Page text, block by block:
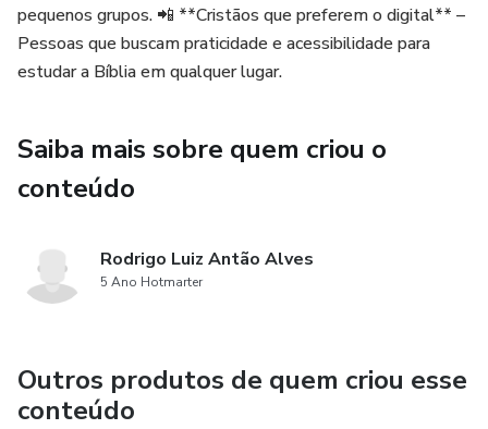
✔ Mais conexão com Deus no dia a dia
✔ Mais consistência espiritual
Quem quer entender melhor a Bíblia
Quem busca crescimento espiritual com direção
Entender e viver é o que transforma.
pequenos grupos. 📲 **Cristãos que preferem o digital** –
Pessoas que buscam praticidade e acessibilidade para
estudar a Bíblia em qualquer lugar.
Saiba mais sobre quem criou o
conteúdo
Rodrigo Luiz Antão Alves
5 Ano Hotmarter
Outros produtos de quem criou esse
conteúdo